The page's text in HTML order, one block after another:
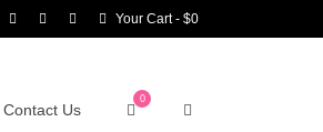
Your Cart- $0
Contact Us
0